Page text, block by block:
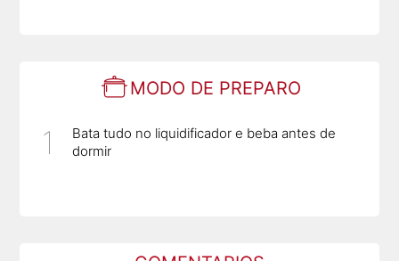
MODO DE PREPARO
Bata tudo no liquidificador e beba antes de
dormir